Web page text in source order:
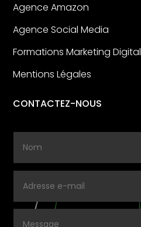
Agence Amazon
Agence Social Media
Formations Marketing Digital
Mentions Légales
CONTACTEZ-NOUS